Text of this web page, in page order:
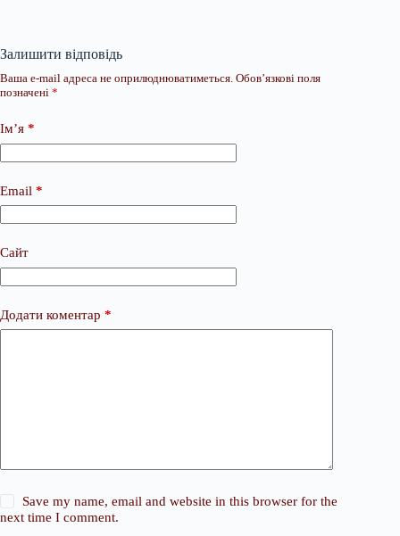
Залишити відповідь
Ваша e-mail адреса не оприлюднюватиметься. Обов’язкові поля
позначені *
Ім’я *
Email *
Сайт
Додати коментар *
Save my name, email and website in this browser for the
next time I comment.